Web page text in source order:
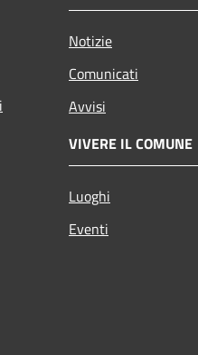
Notizie
Comunicati
Avvisi
VIVERE IL COMUNE
Luoghi
Eventi